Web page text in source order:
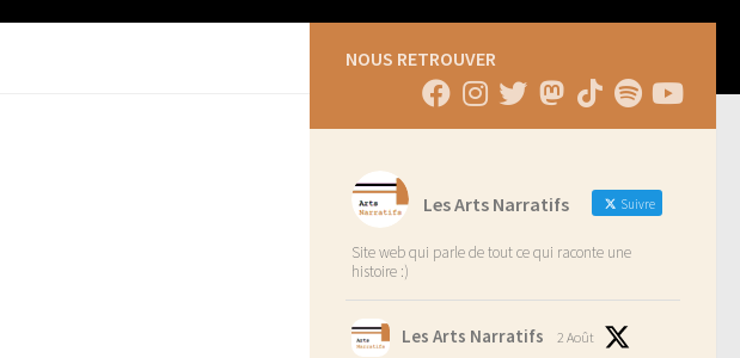
NOUS RETROUVER
Les Arts Narratifs Suivre
Site web qui parle de tout ce qui raconte une
histoire :)
Les Arts Narratifs 2 Août